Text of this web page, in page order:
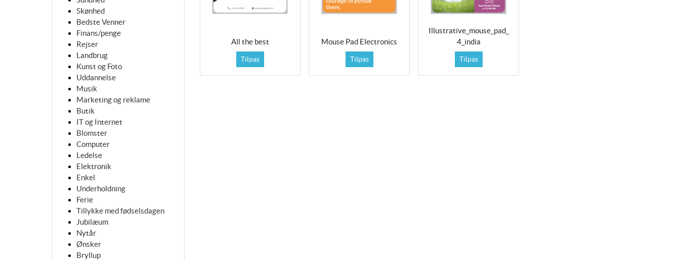
Skønhed
Bedste Venner
Finans/penge
Rejser
Landbrug
Kunst og Foto
Uddannelse
Musik
Marketing og reklame
Butik
IT og Internet
Blomster
Computer
Ledelse
Elektronik
Enkel
Underholdning
Ferie
Tillykke med fødselsdagen
Jubilæum
Nytår
Ønsker
Bryllup
All the best
Tilpas
Mouse Pad Electronics
Tilpas
Illustrative_mouse_pad_
4_india
Tilpas